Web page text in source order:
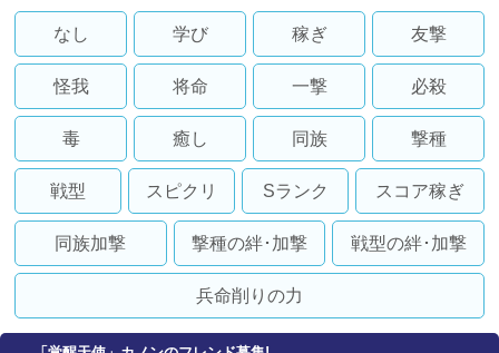
なし 学び 稼ぎ 友撃
怪我 将命 一撃 必殺
毒 癒し 同族 撃種
戦型 スピクリ Sランク スコア稼ぎ
同族加撃 撃種の絆･加撃 戦型の絆･加撃
兵命削りの力